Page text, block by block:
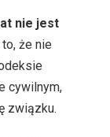
nie jest
że nie
cywilnym,
związku.